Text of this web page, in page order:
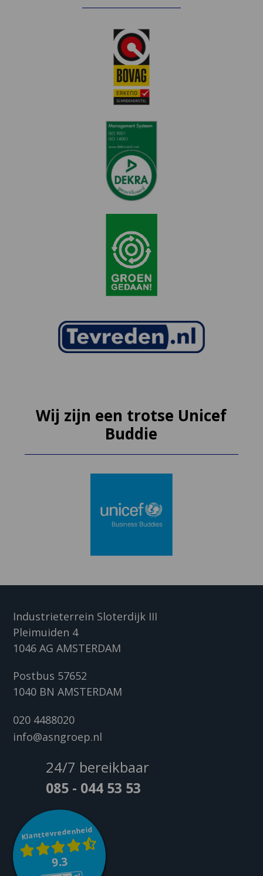
Wij zijn een trotse Unicef
Buddie
Industrieterrein Sloterdijk III
Pleimuiden 4
1046 AG AMSTERDAM
Postbus 57652
1040 BN AMSTERDAM
020 4488020
info@asngroep.nl
24/7 bereikbaar
085 - 044 53 53
Klanttevredenheid
9.3